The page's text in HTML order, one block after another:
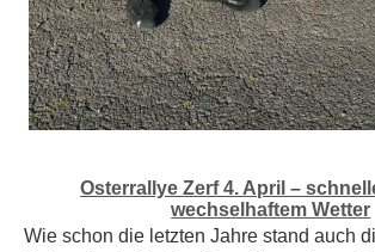
Osterrallye Zerf 4. April –
wechselhaftem Wetter
Wie schon die letzten Jahre stand auch